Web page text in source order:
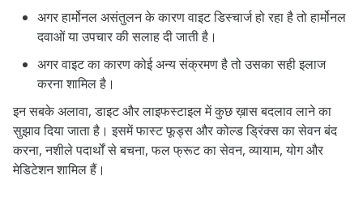
अगर हार्मोनल असंतुलन के कारण वाइट डिस्चार्ज हो रहा है तो हार्मोनल
दवाओं या उपचार की सलाह दी जाती है।
अगर वाइट का कारण कोई अन्य संक्रमण है तो उसका सही इलाज
करना शामिल है।
इन सबके अलावा, डाइट और लाइफस्टाइल में कुछ ख़ास बदलाव लाने का
सुझाव दिया जाता है। इसमें फास्ट फूड्स और कोल्ड ड्रिंक्स का सेवन बंद
करना, नशीले पदार्थों से बचना, फल फ्रूट का सेवन, व्यायाम, योग और
मेडिटेशन शामिल हैं।